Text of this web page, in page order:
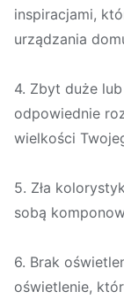
inspiracjami,
urządzania
4. Zbyt duże
odpowiednie
wielkości
5. Zła
sobą
6. Brak
oświetlenie,